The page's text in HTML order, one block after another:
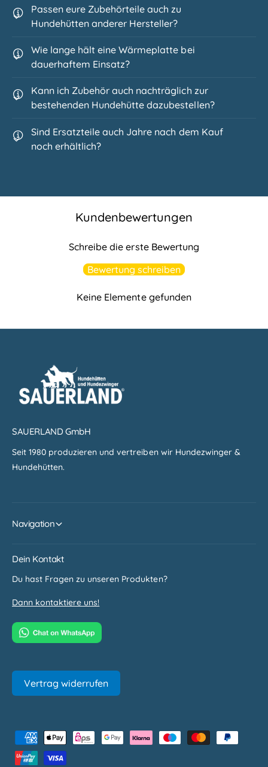
Passen eure Zubehörteile auch zu
Hundehütten anderer Hersteller?
Wie lange hält eine Wärmeplatte bei
dauerhaftem Einsatz?
Kann ich Zubehör auch nachträglich zur
bestehenden Hundehütte dazubestellen?
Sind Ersatzteile auch Jahre nach dem Kauf
noch erhältlich?
Kundenbewertungen
Schreibe die erste Bewertung
Bewertung schreiben
Keine Elemente gefunden
SAUERLAND GmbH
Seit 1980 produzieren und vertreiben wir Hundezwinger &
Hundehütten.
Navigation
Dein Kontakt
Du hast Fragen zu unseren Produkten?
Dann kontaktiere uns!
Vertrag widerrufen
a